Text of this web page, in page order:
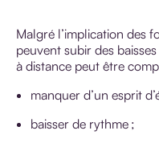
Malgré l’implication des
peuvent subir des
à distance peut être
manquer d’un esprit
baisser de rythme ;